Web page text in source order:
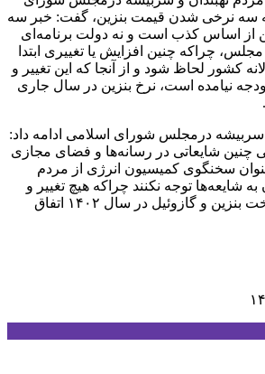
سه نرخی شدن قیمت بنزین، گفت: خبر سه
از اساس کذب است و نه دولت برنامه‌ای
چراکه چنین افزایش یا تغییری ابتدا
کشور لحاظ شود و از آنجا که این تغییر و
نیامده است، نرخ بنزین در سال جاری
و سربیشه درمجلس شورای اسلامی ادامه داد:
چنین شایعاتی در رسانه‌ها و فضای مجازی
سخنگوی کمیسیون انرژی از مردم
شایعه‌ها توجه نکنند چراکه هیچ تغییر و
افزایشی در قیمت سوخت بنزین و گازوئیل در سال ۱۴۰۲ اتفاق